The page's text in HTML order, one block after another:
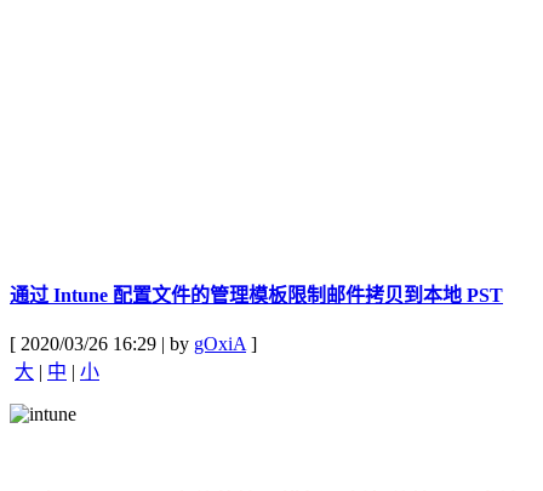
通过 Intune 配置文件的管理模板限制邮件拷贝到本地 PST
[ 2020/03/26 16:29 | by gOxiA]
大 | 中 | 小